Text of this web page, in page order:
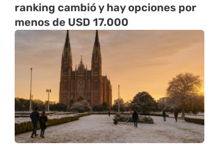
ranking cambió y hay opciones por
menos de USD 17.000